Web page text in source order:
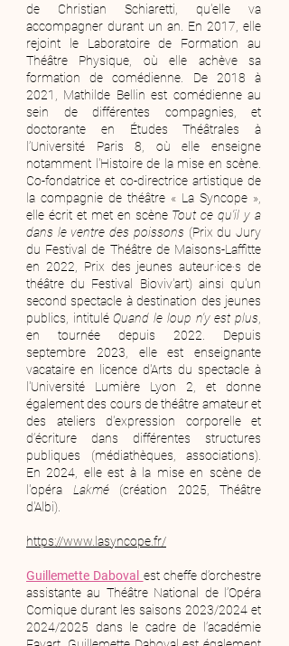
de Christian Schiaretti, qu'elle va
accompagner durant un an. En 2017, elle
rejoint le Laboratoire de Formation au
Théâtre Physique, où elle achève sa
formation de comédienne. De 2018 à
2021, Mathilde Bellin est comédienne au
sein de différentes compagnies, et
doctorante en Études Théâtrales à
l’Université Paris 8, où elle enseigne
notamment l'Histoire de la mise en scène.
Co-fondatrice et co-directrice artistique de
la compagnie de théâtre « La Syncope »,
elle écrit et met en scène Tout ce qu'il y a
dans le ventre des poissons(Prix du Jury
du Festival de Théâtre de Maisons-Laffitte
en 2022, Prix des jeunes auteur·ice·s de
théâtre du Festival Bioviv'art) ainsi qu'un
second spectacle à destination des jeunes
publics, intituléQuand le loup n'y est plus
en tournée depuis 2022. Depuis
septembre 2023, elle est enseignante
vacataire en licence d'Arts du spectacle à
l'Université Lumière Lyon 2, et donne
également des cours de théâtre amateur et
des ateliers d'expression corporelle et
d’écriture dans différentes structures
publiques (médiathèques, associations).
En 2024, elle est à la mise en scène de
l'opéra Lakmé(création 2025, Théâtre
d'Albi).
https://www.lasyncope.fr/
Guillemette Daboval est cheffe d’orchestre
assistante au Théâtre National de l’Opéra
Comique durant les saisons 2023/2024 et
2024/2025 dans le cadre de l’académie